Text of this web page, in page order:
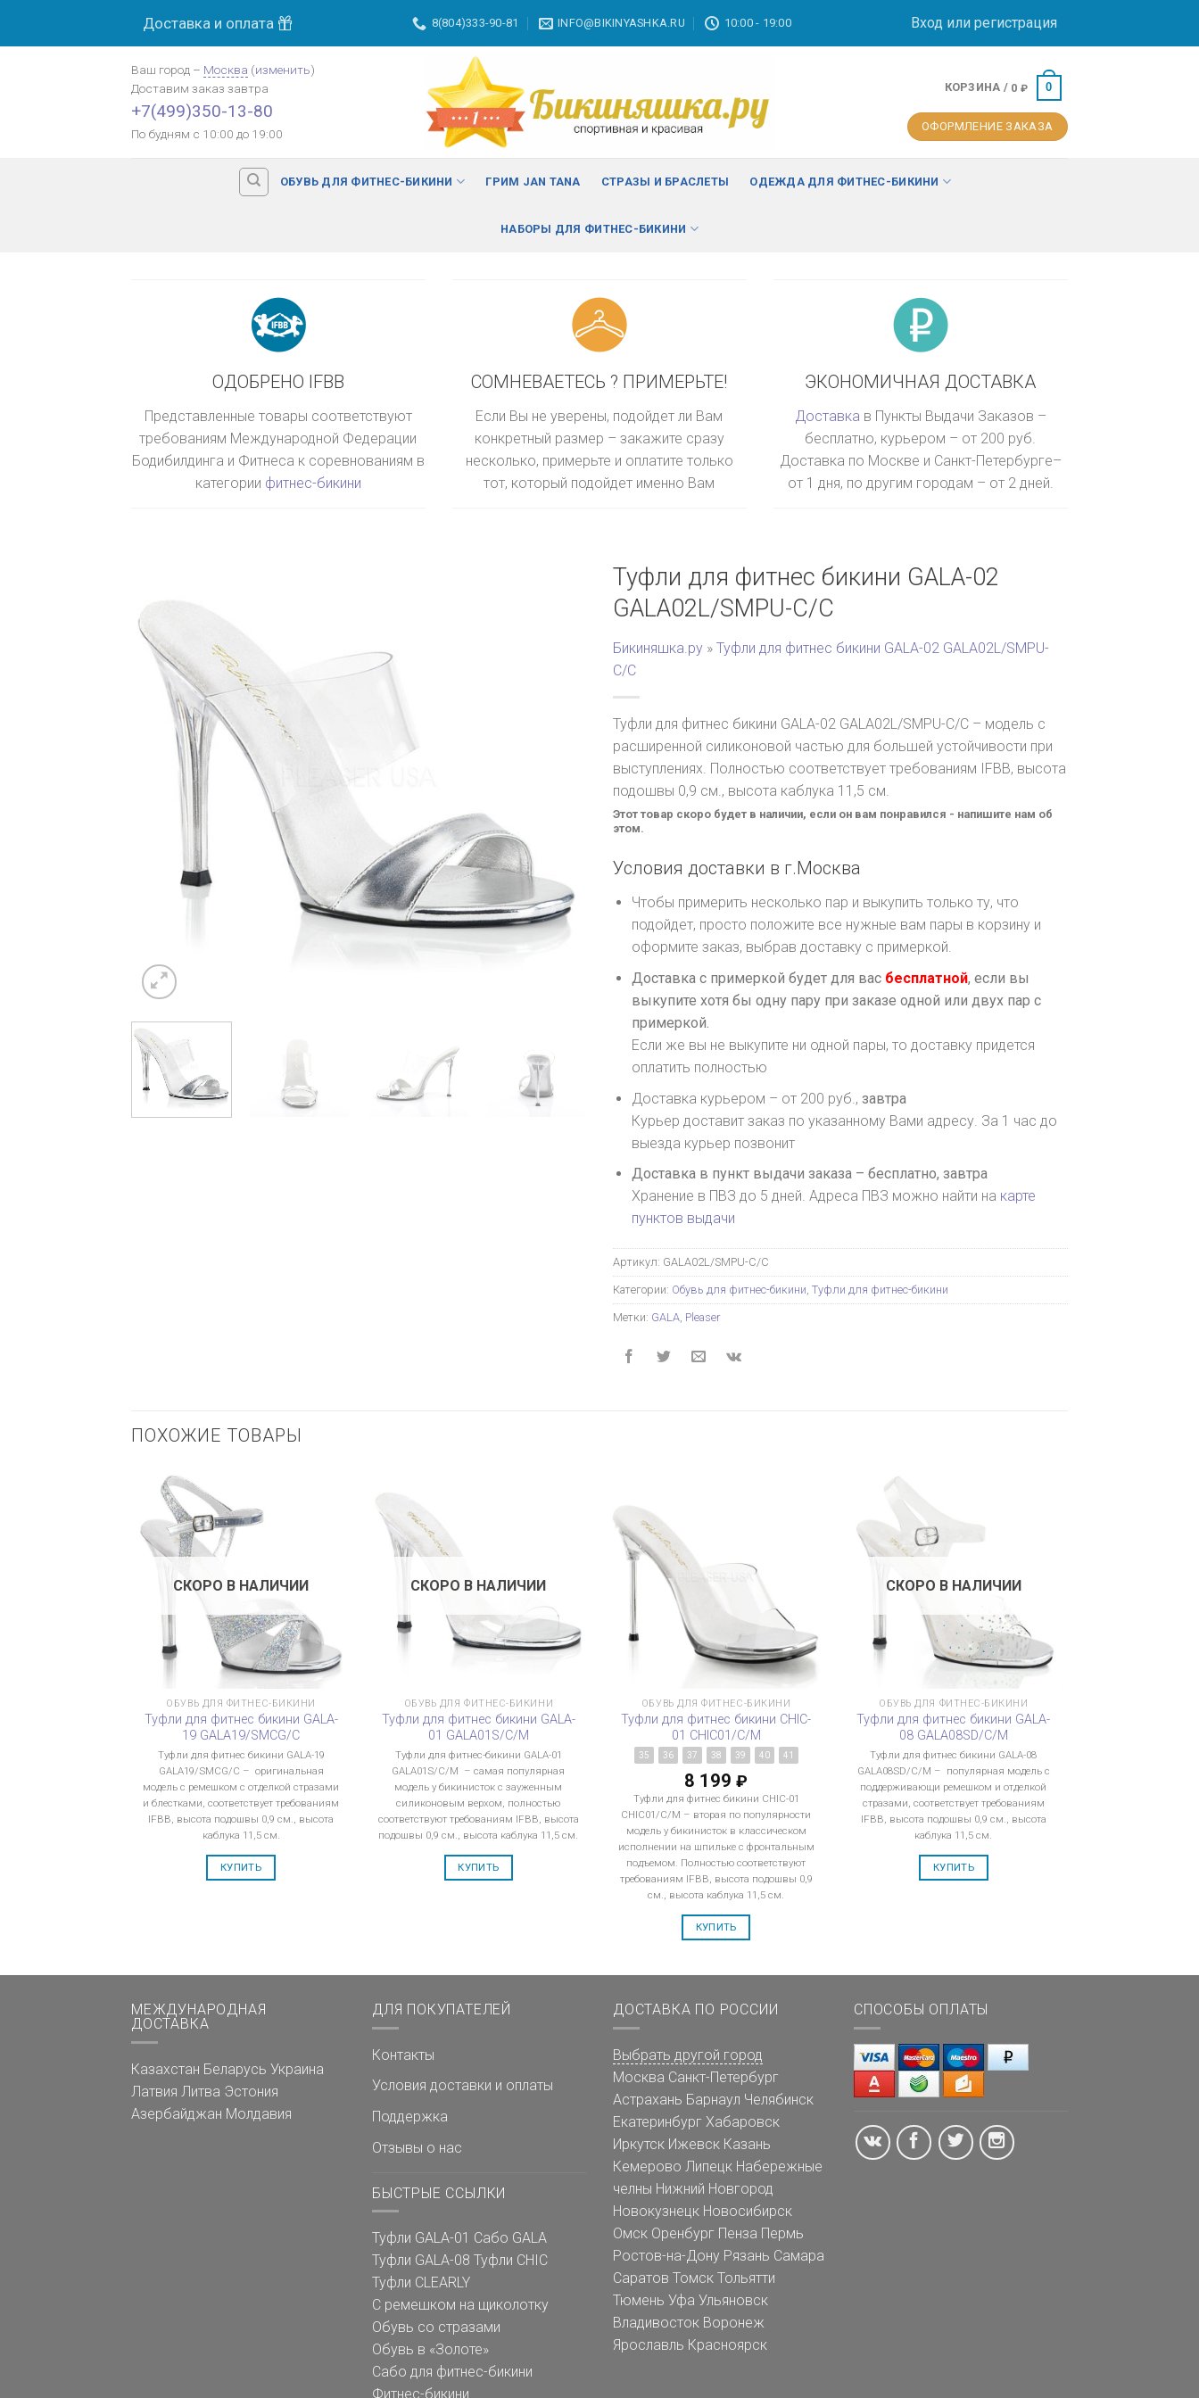
Доставка и оплата 8(804)333-90-81 INFO@BIKINYASHKA.RU 10:00 - 19:00 Вход или регистрация
Ваш город – Москва (изменить)
Доставим заказ завтра
+7(499)350-13-80
По будням с 10:00 до 19:00
КОРЗИНА / 0 ₽ 0
ОФОРМЛЕНИЕ ЗАКАЗА
ОБУВЬ ДЛЯ ФИТНЕС-БИКИНИ ГРИМ JAN TANA СТРАЗЫ И БРАСЛЕТЫ ОДЕЖДА ДЛЯ ФИТНЕС-БИКИНИ
НАБОРЫ ДЛЯ ФИТНЕС-БИКИНИ
ОДОБРЕНО IFBB
Представленные товары соответствуют
требованиям Международной Федерации
Бодибилдинга и Фитнеса к соревнованиям в
категории фитнес-бикини
СОМНЕВАЕТЕСЬ ? ПРИМЕРЬТЕ!
Если Вы не уверены, подойдет ли Вам
конкретный размер – закажите сразу
несколько, примерьте и оплатите только
тот, который подойдет именно Вам
ЭКОНОМИЧНАЯ ДОСТАВКА
Доставка в Пункты Выдачи Заказов –
бесплатно, курьером – от 200 руб.
Доставка по Москве и Санкт-Петербурге–
от 1 дня, по другим городам – от 2 дней.
Туфли для фитнес бикини GALA-02
GALA02L/SMPU-C/C
Бикиняшка.ру » Туфли для фитнес бикини GALA-02 GALA02L/SMPU-
C/C
Туфли для фитнес бикини GALA-02 GALA02L/SMPU-C/C – модель с
расширенной силиконовой частью для большей устойчивости при
выступлениях. Полностью соответствует требованиям IFBB, высота
подошвы 0,9 см., высота каблука 11,5 см.
Этот товар скоро будет в наличии, если он вам понравился - напишите нам об
этом.
МОСКВА изменить
Оплата картой банка
Условия доставки в г.Москва
Чтобы примерить несколько пар и выкупить только ту, что
подойдет, просто положите все нужные вам пары в корзину и
оформите заказ, выбрав доставку с примеркой.
Доставка с примеркой будет для вас бесплатной, если вы
выкупите хотя бы одну пару при заказе одной или двух пар с
примеркой.
Если же вы не выкупите ни одной пары, то доставку придется
оплатить полностью
Доставка курьером – от 200 руб., завтра
Курьер доставит заказ по указанному Вами адресу. За 1 час до
выезда курьер позвонит
Доставка в пункт выдачи заказа – бесплатно, завтра
Хранение в ПВЗ до 5 дней. Адреса ПВЗ можно найти на карте
пунктов выдачи
Артикул: GALA02L/SMPU-C/C
Категории: Обувь для фитнес-бикини Туфли для фитнес-бикини
Метки: GALA Pleaser
ПОХОЖИЕ ТОВАРЫ
СКОРО В НАЛИЧИИ
ОБУВЬ ДЛЯ ФИТНЕС-БИКИНИ
Туфли для фитнес бикини GALA-
19 GALA19/SMCG/C
Туфли для фитнес бикини GALA-19
GALA19/SMCG/C – оригинальная
модель с ремешком с отделкой стразами
и блестками, соответствует требованиям
IFBB, высота подошвы 0,9 см., высота
каблука 11,5 см.
КУПИТЬ
СКОРО В НАЛИЧИИ
ОБУВЬ ДЛЯ ФИТНЕС-БИКИНИ
Туфли для фитнес бикини GALA-
01 GALA01S/C/M
Туфли для фитнес-бикини GALA-01
GALA01S/C/M – самая популярная
модель у бикинисток с зауженным
силиконовым верхом, полностью
соответствуют требованиям IFBB, высота
подошвы 0,9 см., высота каблука 11,5 см.
КУПИТЬ
ОБУВЬ ДЛЯ ФИТНЕС-БИКИНИ
Туфли для фитнес бикини CHIC-
01 CHIC01/C/M
35 36 37 38 39 40 41
8 199₽
Туфли для фитнес бикини CHIC-01
CHIC01/C/M – вторая по популярности
модель у бикинисток в классическом
исполнении на шпильке с фронтальным
подъемом. Полностью соответствуют
требованиям IFBB, высота подошвы 0,9
см., высота каблука 11,5 см.
КУПИТЬ
СКОРО В НАЛИЧИИ
ОБУВЬ ДЛЯ ФИТНЕС-БИКИНИ
Туфли для фитнес бикини GALA-
08 GALA08SD/C/M
Туфли для фитнес бикини GALA-08
GALA08SD/C/M – популярная модель с
поддерживающи ремешком и отделкой
стразами, соответствует требованиям
IFBB, высота подошвы 0,9 см., высота
каблука 11,5 см.
КУПИТЬ
МЕЖДУНАРОДНАЯ
ДОСТАВКА
Казахстан Беларусь Украина
Латвия Литва Эстония
Азербайджан Молдавия
ДЛЯ ПОКУПАТЕЛЕЙ
Контакты
Условия доставки и оплаты
Поддержка
Отзывы о нас
БЫСТРЫЕ ССЫЛКИ
Туфли GALA-01 Сабо GALA
Туфли GALA-08 Туфли CHIC
Туфли CLEARLY
С ремешком на щиколотку
Обувь со стразами
Обувь в «Золоте»
Сабо для фитнес-бикини
Фитнес-бикини
ДОСТАВКА ПО РОССИИ
Выбрать другой город
Москва Санкт-Петербург
Астрахань Барнаул Челябинск
Екатеринбург Хабаровск
Иркутск Ижевск Казань
Кемерово Липецк Набережные
челны Нижний Новгород
Новокузнецк Новосибирск
Омск Оренбург Пенза Пермь
Ростов-на-Дону Рязань Самара
Саратов Томск Тольятти
Тюмень Уфа Ульяновск
Владивосток Воронеж
Ярославль Красноярск
СПОСОБЫ ОПЛАТЫ